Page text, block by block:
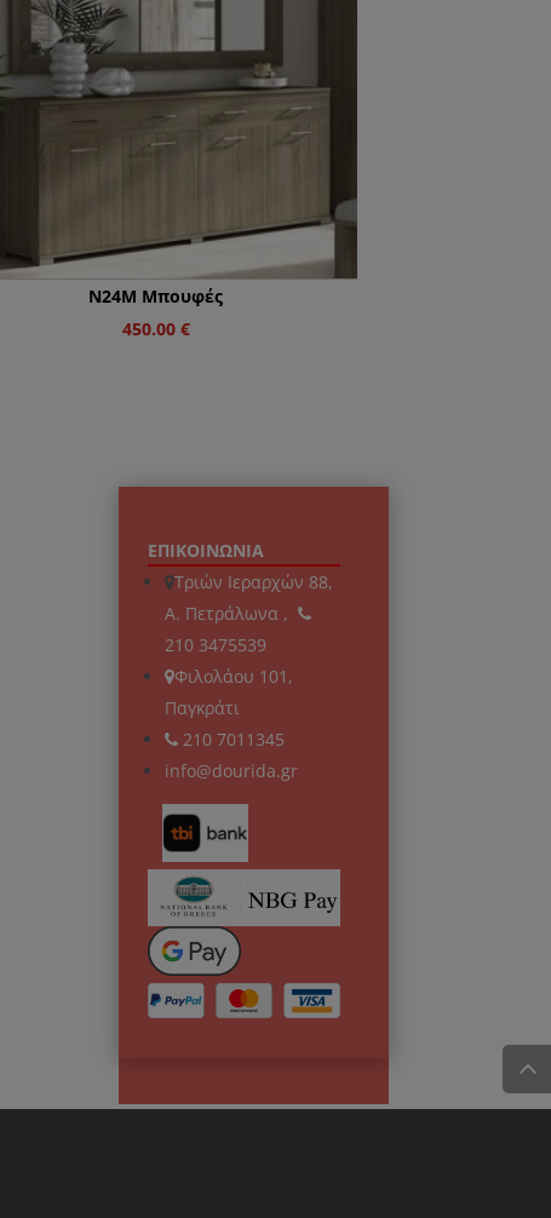
Ν24M Μπουφές
450.00 €
ΕΠΙΚΟΙΝΩΝΙΑ
Τριών Ιεραρχών 88,
Α. Πετράλωνα ,
210 3475539
Φιλολάου 101,
Παγκράτι
210 7011345
info@dourida.gr